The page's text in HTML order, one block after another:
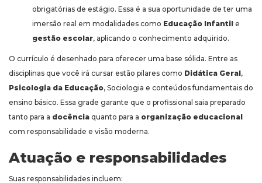
obrigatórias de estágio. Essa é a sua oportunidade de ter uma
imersão real em modalidades como Educação Infantil e
gestão escolar, aplicando o conhecimento adquirido.
O currículo é desenhado para oferecer uma base sólida. Entre as
disciplinas que você irá cursar estão pilares como Didática Geral,
Psicologia da Educação, Sociologia e conteúdos fundamentais do
ensino básico. Essa grade garante que o profissional saia preparado
tanto para a docência quanto para a organização educacional
com responsabilidade e visão moderna.
Atuação e responsabilidades
Suas responsabilidades incluem: